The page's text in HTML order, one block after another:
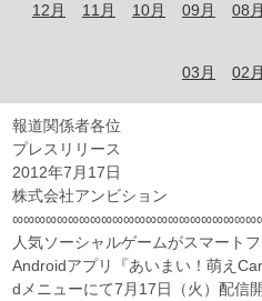
12月 11月 10月 09月 08月
03月 02月
報道関係者各位
プレスリリース
2012年7月17日
株式会社アンビション
人気ソーシャルゲームがスマート
Androidアプリ『あいまい！萌え
dメニューにて7月17日（火）配信